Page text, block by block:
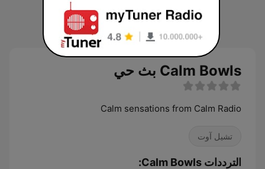
Calm Bowls بث حي
Calm sensations from Calm Radio
تشيل آوت
الترددات Calm Bowls: